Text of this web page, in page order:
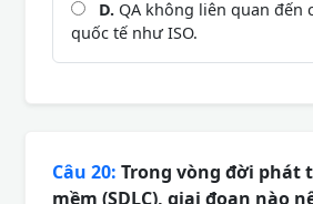
D. QA không liên quan đến
quốc tế như ISO.
Câu 20: Trong vòng đời phát
mềm (SDLC), giai đoạn nào